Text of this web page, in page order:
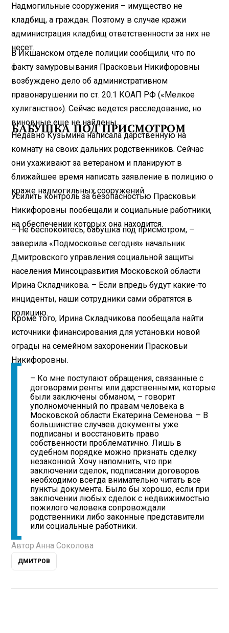
Надмогильные сооружения – имущество не
кладбищ, а граждан. Поэтому в случае кражи
администрация кладбищ ответственности за них не
несет.
В Икшанском отделе полиции сообщили, что по
факту замуровывания Прасковьи Никифоровны
возбуждено дело об административном
правонарушении по ст. 20.1 КОАП РФ («Мелкое
хулиганство»). Сейчас ведется расследование, но
виновные еще не найдены.
БАБУШКА ПОД ПРИСМОТРОМ
Недавно Кузьмина написала дарственную на
комнату на своих дальних родственников. Сейчас
они ухаживают за ветераном и планируют в
ближайшее время написать заявление в полицию о
краже надмогильных сооружений.
Усилить контроль за безопасностью Прасковьи
Никифоровны пообещали и социальные работники,
на обеспечении которых она находится.
– Не беспокойтесь, бабушка под присмотром, –
заверила «Подмосковье сегодня» начальник
Дмитровского управления социальной защиты
населения Минсоцразвития Московской области
Ирина Складчикова. – Если впредь будут какие-то
инциденты, наши сотрудники сами обратятся в
полицию.
Кроме того, Ирина Складчикова пообещала найти
источники финансирования для установки новой
ограды на семейном захоронении Прасковьи
Никифоровны.
– Ко мне поступают обращения, связанные с
договорами ренты или дарственными, которые
были заключены обманом, – говорит
уполномоченный по правам человека в
Московской области Екатерина Семенова. – В
большинстве случаев документы уже
подписаны и восстановить право
собственности проблематично. Лишь в
судебном порядке можно признать сделку
незаконной. Хочу напомнить, что при
заключении сделок, подписании договоров
необходимо всегда внимательно читать все
пункты документа. Было бы хорошо, если при
заключении любых сделок с недвижимостью
пожилого человека сопровождали
родственники либо законные представители
или социальные работники.
Автор:Анна Соколова
ДМИТРОВ